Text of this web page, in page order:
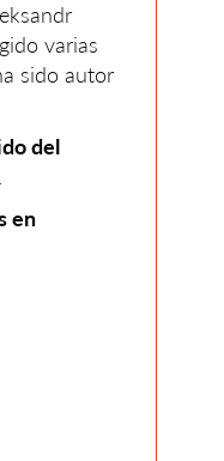
varias
sido autor
del
en